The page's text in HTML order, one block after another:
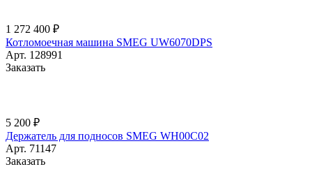
1 272 400 ₽
Котломоечная машина SMEG UW6070DPS
Арт. 128991
Заказать
5 200 ₽
Держатель для подносов SMEG WH00C02
Арт. 71147
Заказать